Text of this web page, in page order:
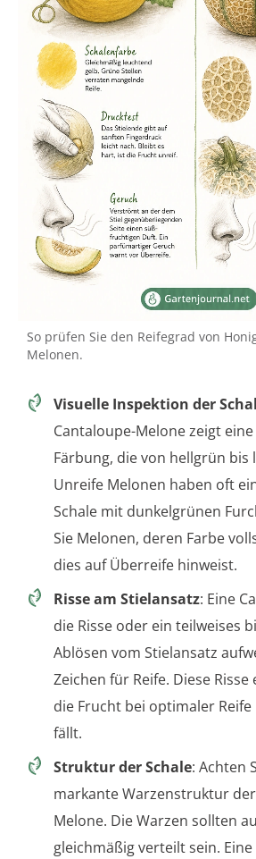
So prüfen Sie den Reifegrad von
Melonen.
Visuelle Inspektion der
Cantaloupe-Melone zeigt
Färbung, die von hellgrün bis
Unreife Melonen haben oft
Schale mit dunkelgrünen
Sie Melonen, deren Farbe
dies auf Überreife hinweist.
Risse am Stielansatz: Eine
die Risse oder ein teilweises
Ablösen vom Stielansatz
Zeichen für Reife. Diese
die Frucht bei optimaler
fällt.
Struktur der Schale: Achten
markante Warzenstruktur
Melone. Die Warzen sollten
gleichmäßig verteilt sein.